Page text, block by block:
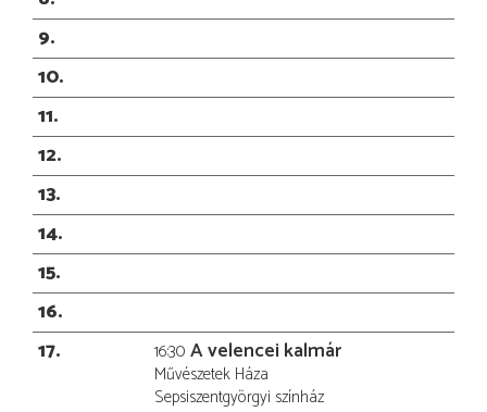
9
10
11
12
13
14
15
16
17
16:30 A velencei kalmár
Művészetek Háza
Sepsiszentgyörgyi színház